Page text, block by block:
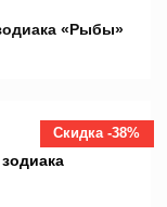
«Рыбы»
Скидка -38%